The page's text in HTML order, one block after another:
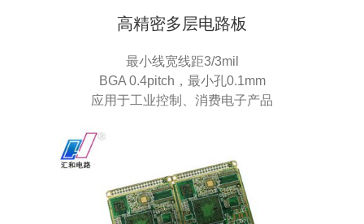
高精密多层电路板
最小线宽线距3/3mil
BGA 0.4pitch，最小孔0.1mm
应用于工业控制、消费电子产品